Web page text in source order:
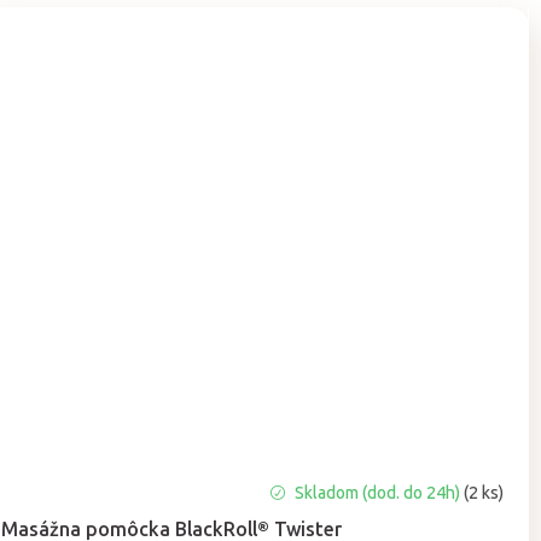
Masážna pomôcka BlackRoll® Twister
hodnotenie
Skladom (dod. do 24h)(2 ks)